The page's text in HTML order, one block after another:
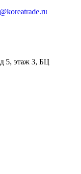
5, этаж 3, БЦ